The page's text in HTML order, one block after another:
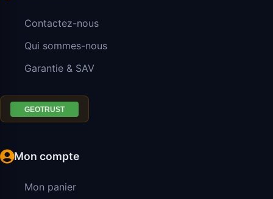
Contactez-nous
Qui sommes-nous
Garantie & SAV
Mon compte
Mon panier